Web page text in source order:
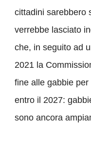
cittadini sarebbero
verrebbe lasciato
che, in seguito ad
2021 la
fine alle gabbie per
entro il 2027:
sono ancora